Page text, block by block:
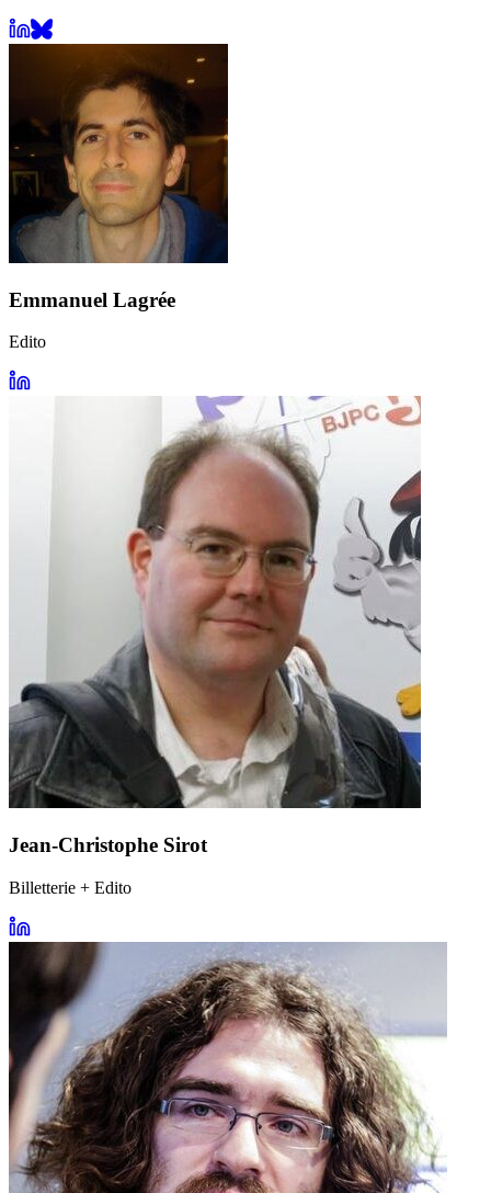
Emmanuel Lagrée
Edito
Jean-Christophe Sirot
Billetterie + Edito